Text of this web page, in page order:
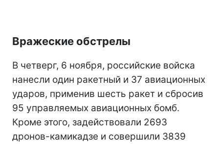
Вражеские обстрелы
В четверг, 6 ноября, российские войска
нанесли один ракетный и 37 авиационных
ударов, применив шесть ракет и сбросив
95 управляемых авиационных бомб.
Кроме этого, задействовали 2693
дронов-камикадзе и совершили 3839